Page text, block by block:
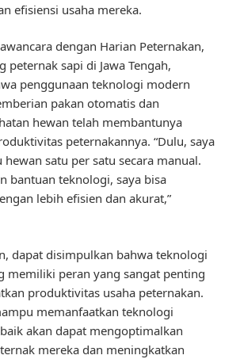
efisiensi usaha mereka.
dengan Harian Peternakan,
peternak sapi di Jawa Tengah,
penggunaan teknologi modern
pakan otomatis dan
hewan telah membantunya
peternakannya. “Dulu, saya
satu per satu secara manual.
bantuan teknologi, saya bisa
lebih efisien dan akurat,”
dapat disimpulkan bahwa teknologi
memiliki peran yang sangat penting
produktivitas usaha peternakan.
memanfaatkan teknologi
akan dapat mengoptimalkan
mereka dan meningkatkan